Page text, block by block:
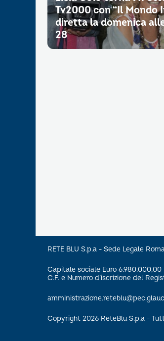
Tv2000 con “Il Mondo
diretta la domenica
28
RETE BLU S.p.a - Sede Legale
Capitale sociale Euro 6.980.000,00
C.F. e Numero d’iscrizione del
Copyright 2026 ReteBlu S.p.a -